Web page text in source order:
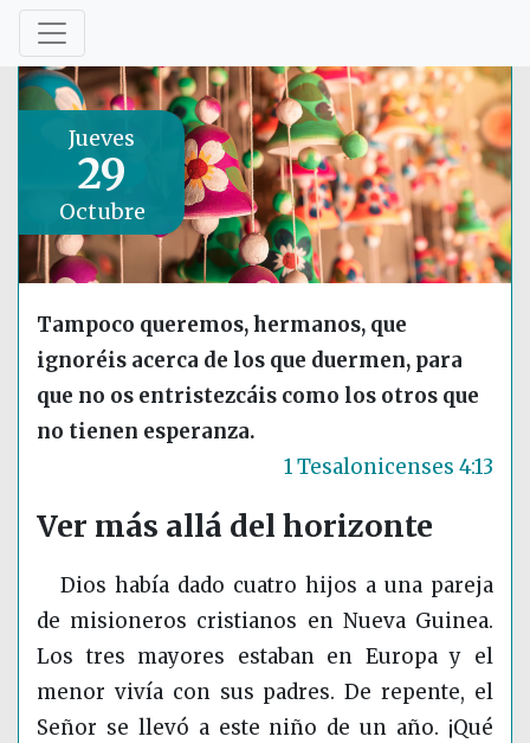
Jueves
29
Octubre
Tampoco queremos, hermanos, que
ignoréis acerca de los que duermen, para
que no os entristezcáis como los otros que
no tienen esperanza.
1 Tesalonicenses 4:13
Ver más allá del horizonte
Dios había dado cuatro hijos a una pareja
de misioneros cristianos en Nueva Guinea.
Los tres mayores estaban en Europa y el
menor vivía con sus padres. De repente, el
Señor se llevó a este niño de un año. ¡Qué